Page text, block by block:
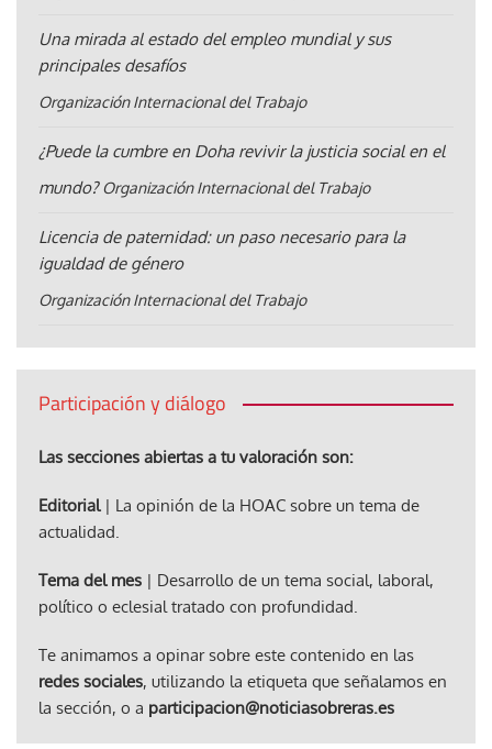
Una mirada al estado del empleo mundial y sus
principales desafíos
Organización Internacional del Trabajo
¿Puede la cumbre en Doha revivir la justicia social en el
mundo? Organización Internacional del Trabajo
Licencia de paternidad: un paso necesario para la
igualdad de género
Organización Internacional del Trabajo
Participación y diálogo
Las secciones abiertas a tu valoración son:
Editorial| La opinión de la HOAC sobre un tema de
actualidad.
Tema del mes | Desarrollo de un tema social, laboral,
político o eclesial tratado con profundidad.
Te animamos a opinar sobre este contenido en las
redes sociales, utilizando la etiqueta que señalamos en
la sección, o a participacion@noticiasobreras.es